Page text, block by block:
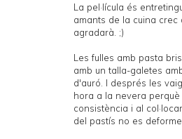
La pel·lícula és
amants de la cuina crec
agradarà. ;)
Les fulles amb pasta
amb un talla-galetes
d'auró. I després les
hora a la nevera
consistència i al
del pastís no es